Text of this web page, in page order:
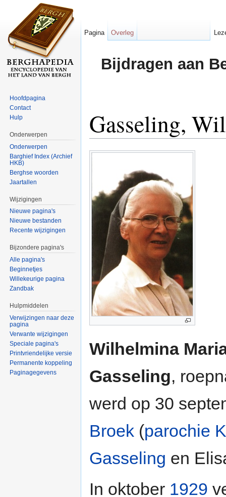
Bijdragen aan
Gasseling,
Wilhelmina
Gasseling,
werd op 30
Broek (parochie
Gasseling en
In oktober 1929
Pagina Overleg
Hoofdpagina
Contact
Hulp
Onderwerpen
Onderwerpen
Barghief Index (Archief
HKB)
Berghse woorden
Jaartallen
Wijzigingen
Nieuwe pagina's
Nieuwe bestanden
Recente wijzigingen
Bijzondere pagina's
Alle pagina's
Beginnetjes
Willekeurige pagina
Zandbak
Hulpmiddelen
Verwijzingen naar deze
pagina
Verwante wijzigingen
Speciale pagina's
Printvriendelijke versie
Permanente koppeling
Paginagegevens